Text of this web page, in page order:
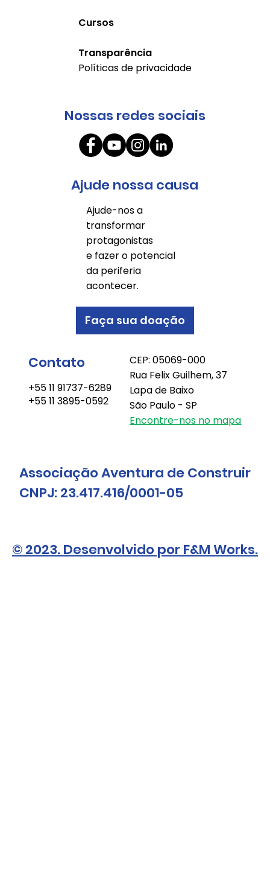
Nossas redes sociais
Ajude nossa causa
Ajude-nos a
transformar
protagonistas
e fazer o potencial
da periferia
acontecer.
Faça sua doação
Contato
+55 11 91737-6289
+55 11 3895-0592
CEP: 05069-000
Rua Felix Guilhem, 37
Lapa de Baixo
São Paulo - SP
Encontre-nos no mapa
© 2023. Desenvolvido por F&M Works.
Associação Aventura de Construir
CNPJ: 23.417.416/0001-05
Cursos
Transparência
Políticas de privacidade